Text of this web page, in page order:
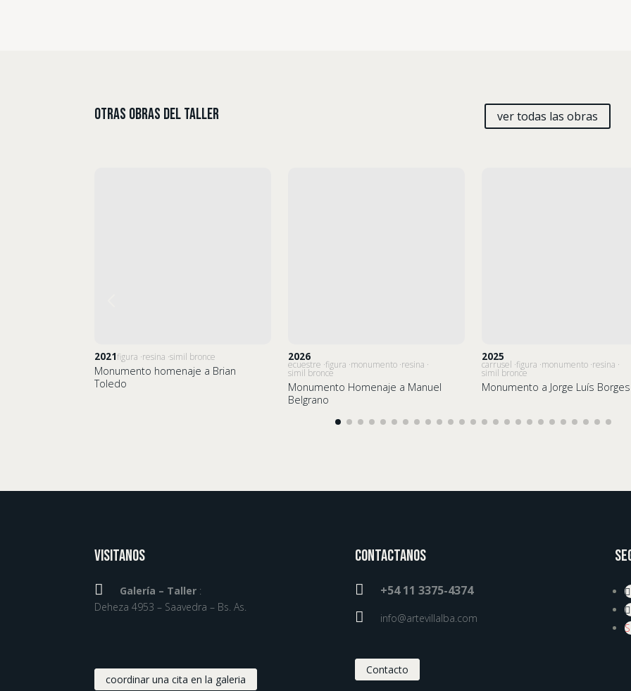
Otras Obras del Taller ver todas las obras
2021figura resina simil bronce
Monumento homenaje a Brian
Toledo
2026
ecuestre figura monumento resina
simil bronce
Monumento Homenaje a Manuel
Belgrano
2025
carrusel figura monumento resina
simil bronce
Monumento a Jorge Luís Borges
Visitanos
 Galería – Taller :
Deheza 4953 – Saavedra – Bs. As.
coordinar una cita en la galeria
Contactanos
 +54 11 3375-4374
 info@artevillalba.com
Contacto